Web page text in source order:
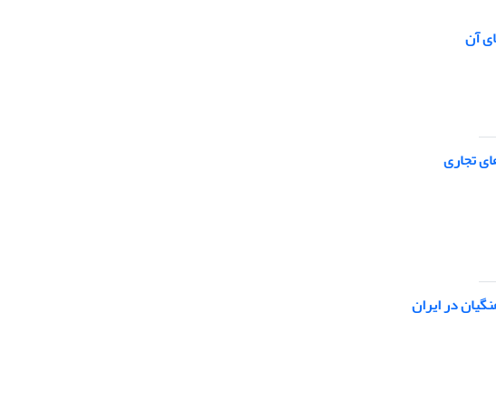
تجاری
در ایران